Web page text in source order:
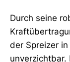
Durch seine
der Spreizer
unverzichtbar.